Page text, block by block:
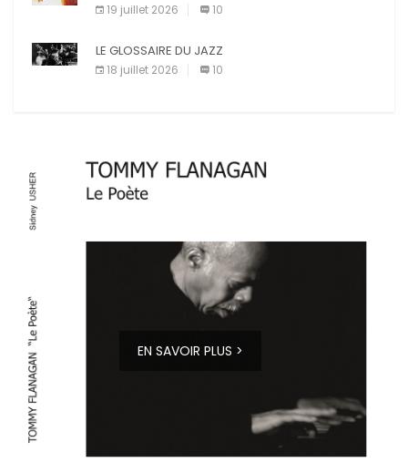
19 juillet 2026 10
LE GLOSSAIRE DU JAZZ
18 juillet 2026 10
EN SAVOIR PLUS >